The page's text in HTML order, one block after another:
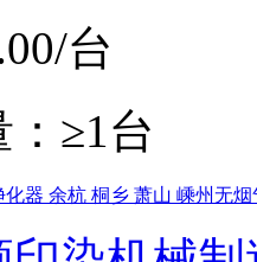
/台
≥1台
器 余杭 桐乡 萧山 嵊州无